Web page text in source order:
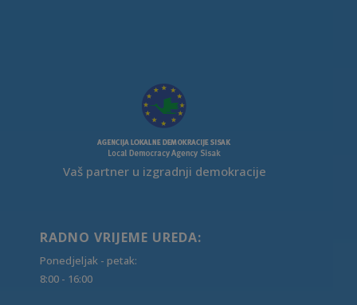
Vaš partner u izgradnji demokracije
RADNO VRIJEME UREDA:
Ponedjeljak - petak:
8:00 - 16:00